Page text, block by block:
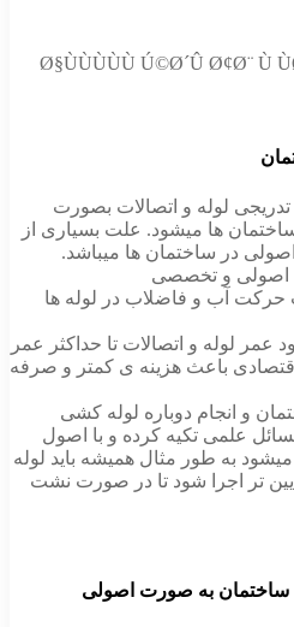
تدریجی لوله و اتصالات بصورت
ها میشود. علت بسیاری از
در ساختمان ها میباشد.
اصولی و تخصصی
آب و فاضلاب در لوله ها
لوله و اتصالات تا حداکثر عمر
باعث هزینه ی کمتر و صرفه
علمی تکیه کرده و با اصول
به طور مثال همیشه باید لوله
تر اجرا شود تا در صورت نشت
ساختمان به صورت اصولی